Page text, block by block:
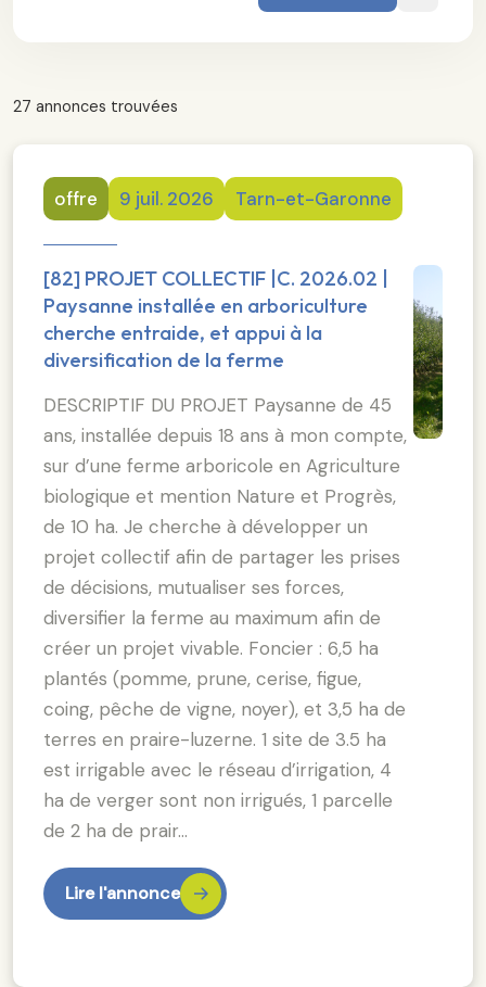
27 annonces trouvées
offre 9 juil. 2026 Tarn-et-Garonne
[82] PROJET COLLECTIF |C. 2026.02 |
Paysanne installée en arboriculture
cherche entraide, et appui à la
diversification de la ferme
DESCRIPTIF DU PROJET Paysanne de 45
ans, installée depuis 18 ans à mon compte,
sur d’une ferme arboricole en Agriculture
biologique et mention Nature et Progrès,
de 10 ha. Je cherche à développer un
projet collectif afin de partager les prises
de décisions, mutualiser ses forces,
diversifier la ferme au maximum afin de
créer un projet vivable. Foncier : 6,5 ha
plantés (pomme, prune, cerise, figue,
coing, pêche de vigne, noyer), et 3,5 ha de
terres en praire-luzerne. 1 site de 3.5 ha
est irrigable avec le réseau d’irrigation, 4
ha de verger sont non irrigués, 1 parcelle
de 2 ha de prair…
Lire l'annonce